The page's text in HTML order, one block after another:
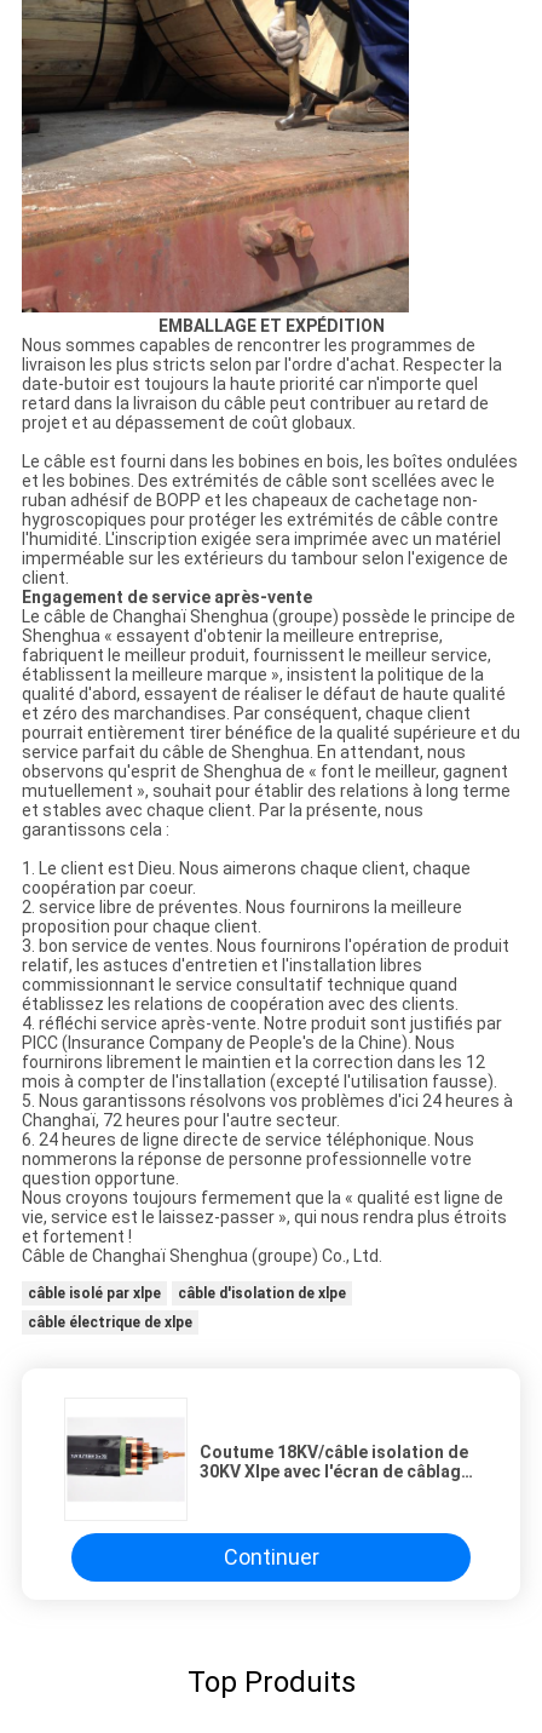
EMBALLAGE ET EXPÉDITION
Nous sommes capables de rencontrer les programmes de
livraison les plus stricts selon par l'ordre d'achat. Respecter la
date-butoir est toujours la haute priorité car n'importe quel
retard dans la livraison du câble peut contribuer au retard de
projet et au dépassement de coût globaux.
Le câble est fourni dans les bobines en bois, les boîtes ondulées
et les bobines. Des extrémités de câble sont scellées avec le
ruban adhésif de BOPP et les chapeaux de cachetage non-
hygroscopiques pour protéger les extrémités de câble contre
l'humidité. L'inscription exigée sera imprimée avec un matériel
imperméable sur les extérieurs du tambour selon l'exigence de
client.
Engagement de service après-vente
Le câble de Changhaï Shenghua (groupe) possède le principe de
Shenghua « essayent d'obtenir la meilleure entreprise,
fabriquent le meilleur produit, fournissent le meilleur service,
établissent la meilleure marque », insistent la politique de la
qualité d'abord, essayent de réaliser le défaut de haute qualité
et zéro des marchandises. Par conséquent, chaque client
pourrait entièrement tirer bénéfice de la qualité supérieure et du
service parfait du câble de Shenghua. En attendant, nous
observons qu'esprit de Shenghua de « font le meilleur, gagnent
mutuellement », souhait pour établir des relations à long terme
et stables avec chaque client. Par la présente, nous
garantissons cela :
1. Le client est Dieu. Nous aimerons chaque client, chaque
coopération par coeur.
2. service libre de préventes. Nous fournirons la meilleure
proposition pour chaque client.
3. bon service de ventes. Nous fournirons l'opération de produit
relatif, les astuces d'entretien et l'installation libres
commissionnant le service consultatif technique quand
établissez les relations de coopération avec des clients.
4. réfléchi service après-vente. Notre produit sont justifiés par
PICC (Insurance Company de People's de la Chine). Nous
fournirons librement le maintien et la correction dans les 12
mois à compter de l'installation (excepté l'utilisation fausse).
5. Nous garantissons résolvons vos problèmes d'ici 24 heures à
Changhaï, 72 heures pour l'autre secteur.
6. 24 heures de ligne directe de service téléphonique. Nous
nommerons la réponse de personne professionnelle votre
question opportune.
Nous croyons toujours fermement que la « qualité est ligne de
vie, service est le laissez-passer », qui nous rendra plus étroits
et fortement !
Câble de Changhaï Shenghua (groupe) Co., Ltd.
câble isolé par xlpe
câble d'isolation de xlpe
câble électrique de xlpe
Coutume 18KV/câble isolation de
30KV Xlpe avec l'écran de câblage
Continuer
Top Produits